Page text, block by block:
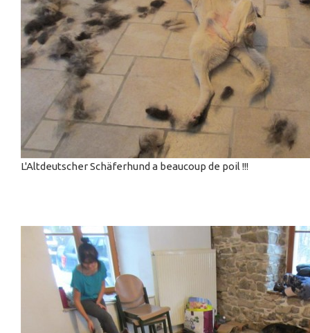
L'Altdeutscher Schäferhund a beaucoup de poil !!!